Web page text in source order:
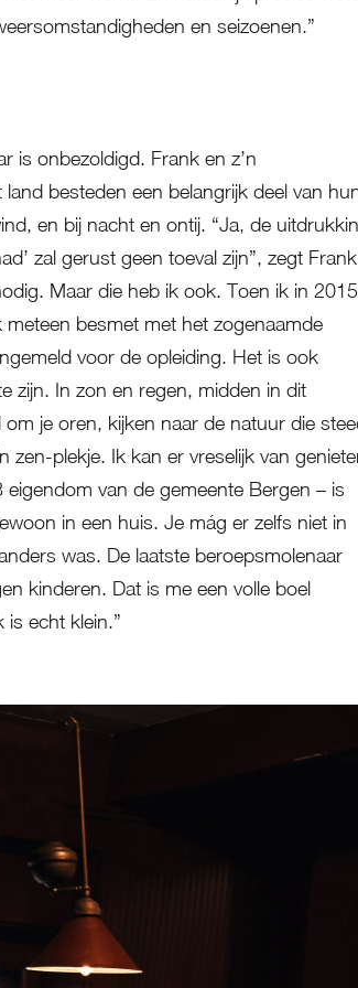
en seizoenen.”
is onbezoldigd. Frank en z’n
besteden een belangrijk deel van
en bij nacht en ontij. “Ja, de
zal gerust geen toeval zijn”, zegt
Maar die heb ik ook. Toen ik in 2015
besmet met het zogenaamde
voor de opleiding. Het is ook
zijn. In zon en regen, midden in dit
je oren, kijken naar de natuur die
zen-plekje. Ik kan er vreselijk van
van de gemeente Bergen – is
in een huis. Je mág er zelfs niet in
was. De laatste beroepsmolenaar
kinderen. Dat is me een volle boel
echt klein.”